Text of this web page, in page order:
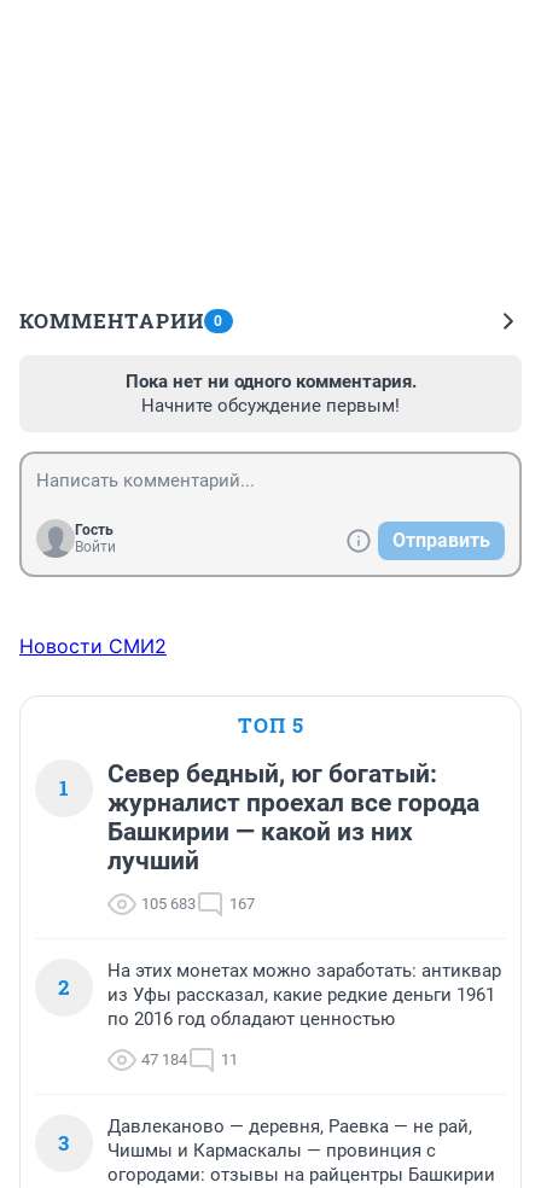
КОММЕНТАРИИ 0
Пока нет ни одного комментария.
Начните обсуждение первым!
Гость
Войти
Отправить
Новости СМИ2
ТОП 5
1
Север бедный, юг богатый:
журналист проехал все города
Башкирии — какой из них
лучший
105 683 167
2
На этих монетах можно заработать: антиквар
из Уфы рассказал, какие редкие деньги 1961
по 2016 год обладают ценностью
47 184 11
3
Давлеканово — деревня, Раевка — не рай,
Чишмы и Кармаскалы — провинция с
огородами: отзывы на райцентры Башкирии